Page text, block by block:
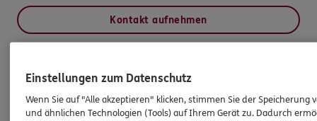
Kontakt aufnehmen
HINWEIS
Wichtiges aus dem Vermittlerrecht
Einstellungen zum Datenschutz
Wenn Sie auf "Alle akzeptieren" klicken, stimmen Sie der Speicherung
und ähnlichen Technologien (Tools) auf Ihrem Gerät zu. Dadurch